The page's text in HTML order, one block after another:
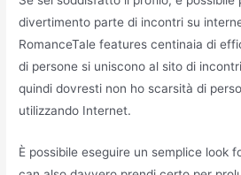
divertimento parte di incontri su
RomanceTale features centinaia di
di persone si uniscono al sito di
quindi dovresti non ho scarsità di
utilizzando Internet.
È possibile eseguire un semplice look